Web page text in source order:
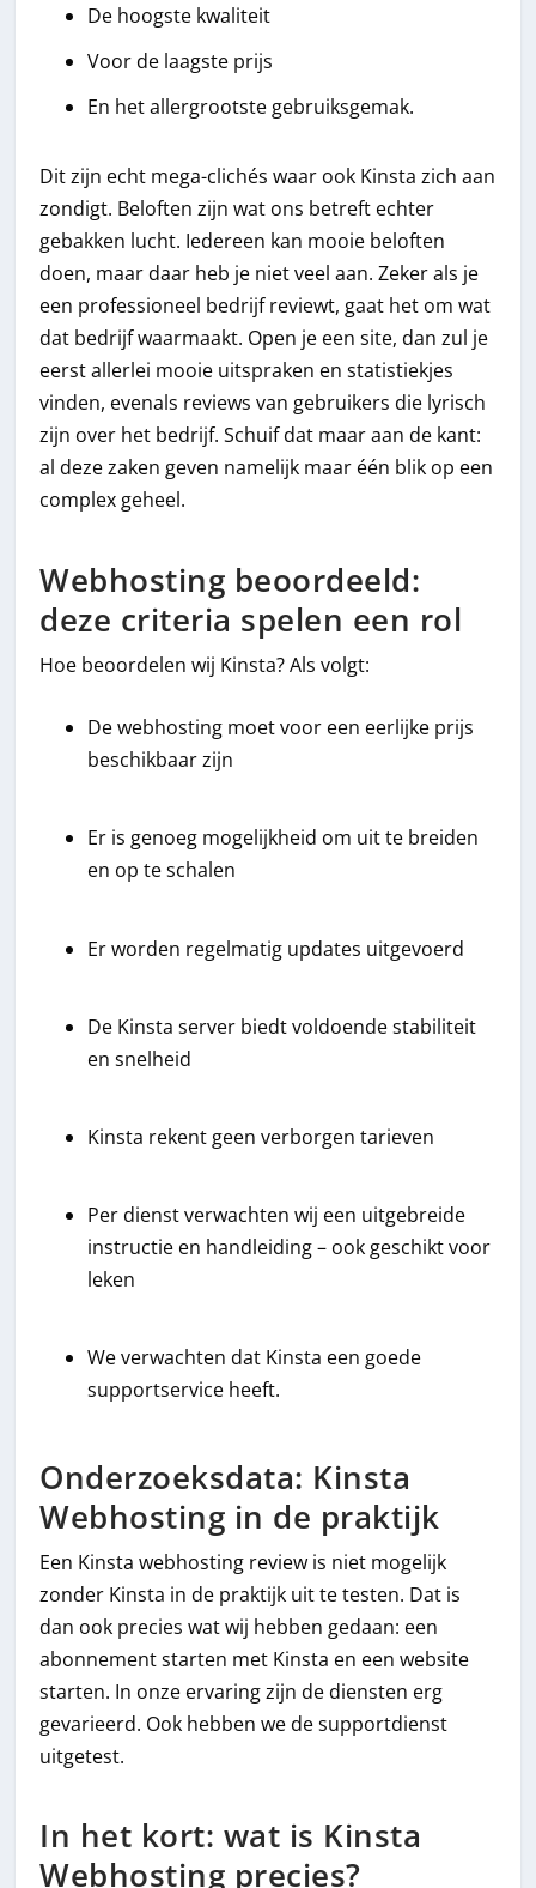
De hoogste kwaliteit
Voor de laagste prijs
En het allergrootste gebruiksgemak.
Dit zijn echt mega-clichés waar ook Kinsta zich aan
zondigt. Beloften zijn wat ons betreft echter
gebakken lucht. Iedereen kan mooie beloften
doen, maar daar heb je niet veel aan. Zeker als je
een professioneel bedrijf reviewt, gaat het om wat
dat bedrijf waarmaakt. Open je een site, dan zul je
eerst allerlei mooie uitspraken en statistiekjes
vinden, evenals reviews van gebruikers die lyrisch
zijn over het bedrijf. Schuif dat maar aan de kant:
al deze zaken geven namelijk maar één blik op een
complex geheel.
Webhosting beoordeeld:
deze criteria spelen een rol
Hoe beoordelen wij Kinsta? Als volgt:
De webhosting moet voor een eerlijke prijs
beschikbaar zijn
Er is genoeg mogelijkheid om uit te breiden
en op te schalen
Er worden regelmatig updates uitgevoerd
De Kinsta server biedt voldoende stabiliteit
en snelheid
Kinsta rekent geen verborgen tarieven
Per dienst verwachten wij een uitgebreide
instructie en handleiding – ook geschikt voor
leken
We verwachten dat Kinsta een goede
supportservice heeft.
Onderzoeksdata: Kinsta
Webhosting in de praktijk
Een Kinsta webhosting review is niet mogelijk
zonder Kinsta in de praktijk uit te testen. Dat is
dan ook precies wat wij hebben gedaan: een
abonnement starten met Kinsta en een website
starten. In onze ervaring zijn de diensten erg
gevarieerd. Ook hebben we de supportdienst
uitgetest.
In het kort: wat is Kinsta
Webhosting precies?